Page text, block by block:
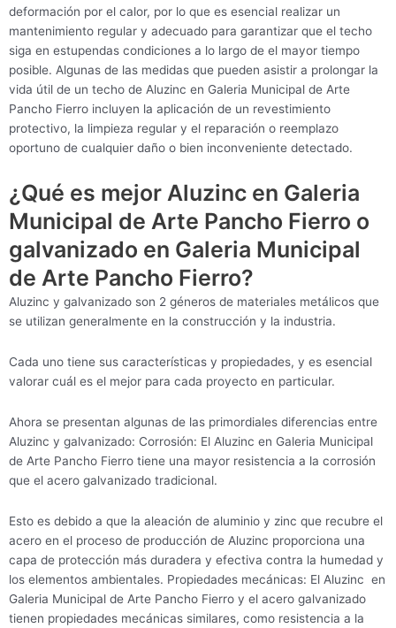
deformación por el calor, por lo que es esencial realizar un
mantenimiento regular y adecuado para garantizar que el techo
siga en estupendas condiciones a lo largo de el mayor tiempo
posible. Algunas de las medidas que pueden asistir a prolongar la
vida útil de un techo de Aluzinc en Galeria Municipal de Arte
Pancho Fierro incluyen la aplicación de un revestimiento
protectivo, la limpieza regular y el reparación o reemplazo
oportuno de cualquier daño o bien inconveniente detectado.
¿Qué es mejor Aluzinc en Galeria
Municipal de Arte Pancho Fierro o
galvanizado en Galeria Municipal
de Arte Pancho Fierro?
Aluzinc y galvanizado son 2 géneros de materiales metálicos que
se utilizan generalmente en la construcción y la industria.
Cada uno tiene sus características y propiedades, y es esencial
valorar cuál es el mejor para cada proyecto en particular.
Ahora se presentan algunas de las primordiales diferencias entre
Aluzinc y galvanizado: Corrosión: El Aluzinc en Galeria Municipal
de Arte Pancho Fierro tiene una mayor resistencia a la corrosión
que el acero galvanizado tradicional.
Esto es debido a que la aleación de aluminio y zinc que recubre el
acero en el proceso de producción de Aluzinc proporciona una
capa de protección más duradera y efectiva contra la humedad y
los elementos ambientales. Propiedades mecánicas: El Aluzinc en
Galeria Municipal de Arte Pancho Fierro y el acero galvanizado
tienen propiedades mecánicas similares, como resistencia a la